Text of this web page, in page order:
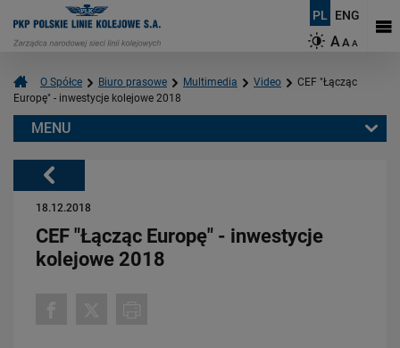
PL ENG
AAA
O Spółce Biuro prasowe Multimedia Video
CEF "Łącząc
Europę" - inwestycje kolejowe 2018
Powrót
18.12.2018
CEF "Łącząc Europę" - inwestycje
kolejowe 2018
MENU